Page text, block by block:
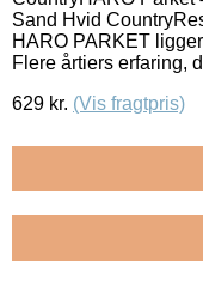
Sand Hvid
HARO PARKET
Flere årtiers erfaring,
629 kr. (Vis fragtpris)